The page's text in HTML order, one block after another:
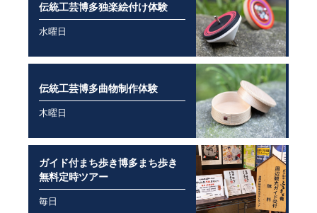
伝統工芸博多独楽絵付け体験
水曜日
伝統工芸博多曲物制作体験
木曜日
ガイド付まち歩き博多まち歩き
無料定時ツアー
毎日